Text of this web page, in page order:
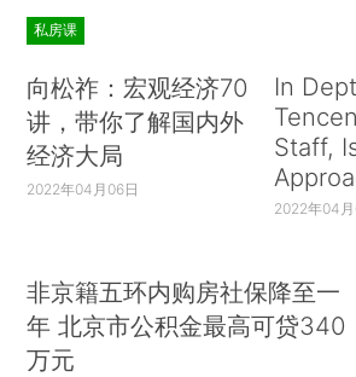
私房课
向松祚：宏观经济70
讲，带你了解国内外
经济大局
2022年04月06日
In
Staff,
2022年04月
非京籍五环内购房社保降至一
年 北京市公积金最高可贷340
万元